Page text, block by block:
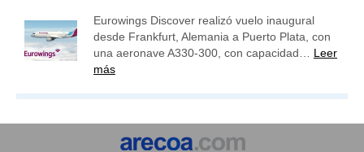
Eurowings Discover realizó vuelo inaugural
desde Frankfurt, Alemania a Puerto Plata, con
una aeronave A330-300, con capacidad… Leer
más